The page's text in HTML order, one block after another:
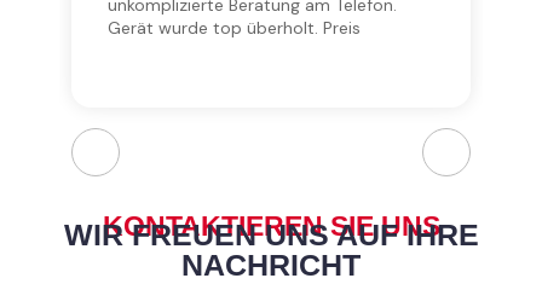
unkomplizierte Beratung am Telefon.
Gerät wurde top überholt. Preis
KONTAKTIEREN SIE UNS
WIR FREUEN UNS AUF IHRE
NACHRICHT